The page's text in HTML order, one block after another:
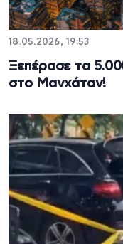
18.05.2026, 19:53
Ξεπέρασε τα
στο Μανχάταν!